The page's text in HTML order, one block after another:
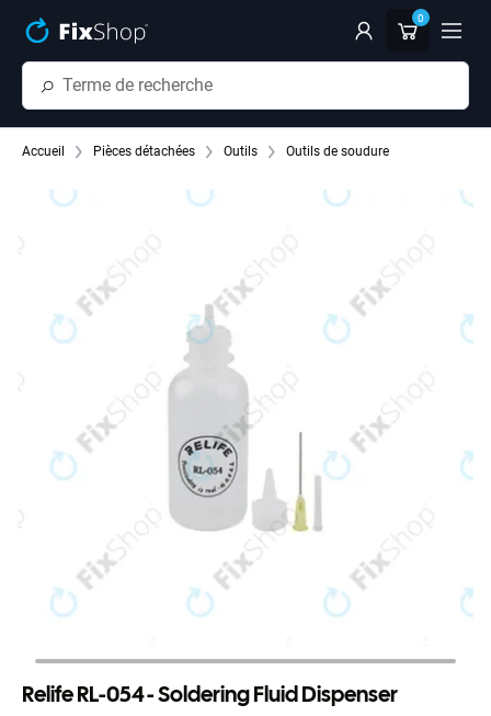
0
Accueil Pièces détachées Outils Outils de soudure
Relife RL-054 - Soldering Fluid Dispenser